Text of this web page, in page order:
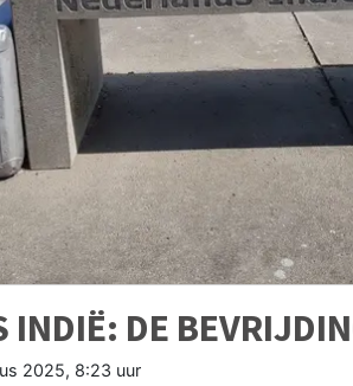
INDIË: DE
2025, 8:23 uur